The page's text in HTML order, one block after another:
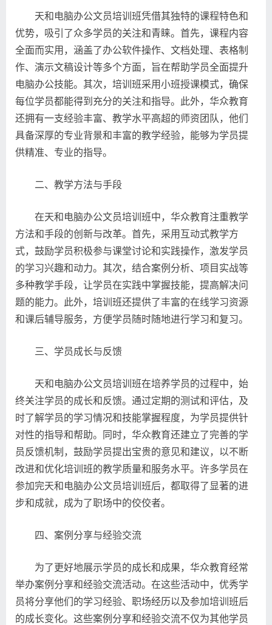
天和电脑办公文员培训班凭借其独特的课程特色和
优势，吸引了众多学员的关注和青睐。首先，课程内容
全面而实用，涵盖了办公软件操作、文档处理、表格制
作、演示文稿设计等多个方面，旨在帮助学员全面提升
电脑办公技能。其次，培训班采用小班授课模式，确保
每位学员都能得到充分的关注和指导。此外，华众教育
还拥有一支经验丰富、教学水平高超的师资团队，他们
具备深厚的专业背景和丰富的教学经验，能够为学员提
供精准、专业的指导。
二、教学方法与手段
在天和电脑办公文员培训班中，华众教育注重教学
方法和手段的创新与改革。首先，采用互动式教学方
式，鼓励学员积极参与课堂讨论和实践操作，激发学员
的学习兴趣和动力。其次，结合案例分析、项目实战等
多种教学手段，让学员在实践中掌握技能，提高解决问
题的能力。此外，培训班还提供了丰富的在线学习资源
和课后辅导服务，方便学员随时随地进行学习和复习。
三、学员成长与反馈
天和电脑办公文员培训班在培养学员的过程中，始
终关注学员的成长和反馈。通过定期的测试和评估，及
时了解学员的学习情况和技能掌握程度，为学员提供针
对性的指导和帮助。同时，华众教育还建立了完善的学
员反馈机制，鼓励学员提出宝贵的意见和建议，以不断
改进和优化培训班的教学质量和服务水平。许多学员在
参加完天和电脑办公文员培训班后，都取得了显著的进
步和成就，成为了职场中的佼佼者。
四、案例分享与经验交流
为了更好地展示学员的成长和成果，华众教育经常
举办案例分享和经验交流活动。在这些活动中，优秀学
员将分享他们的学习经验、职场经历以及参加培训班后
的成长变化。这些案例分享和经验交流不仅为其他学员